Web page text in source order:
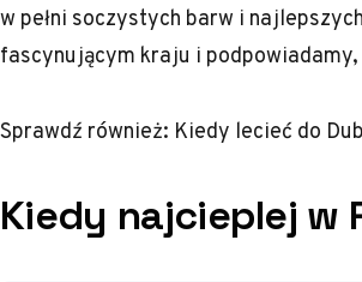
w pełni soczystych barw i
fascynującym kraju i
Sprawdź również: Kiedy lecieć do
Kiedy najcieplej w